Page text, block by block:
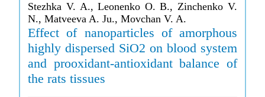
Stezhka V. A., Leonenko O. B., Zinchenko V.
N., Matveeva A. Ju., Movchan V. A.
Effect of nanoparticles of amorphous
highly dispersed SiO2 on blood system
and prooxidant-antioxidant balance of
the rats tissues